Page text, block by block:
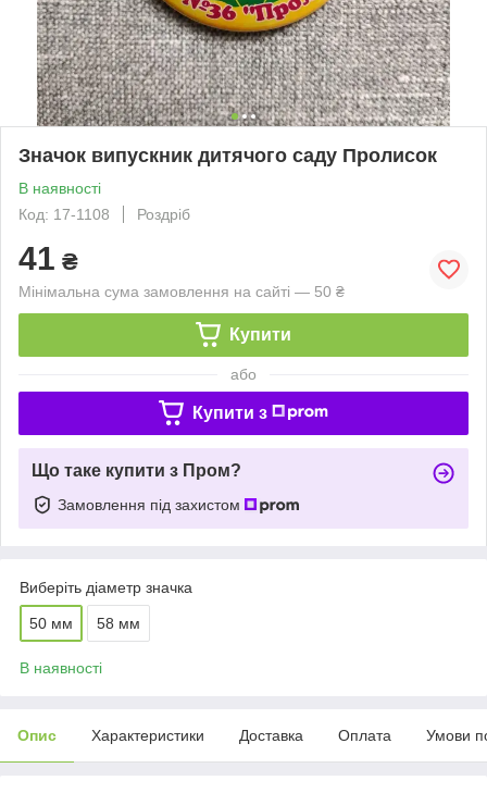
Значок випускник дитячого саду Пролисок
В наявності
Код: 17-1108
Роздріб
41 ₴
Мінімальна сума замовлення на сайті — 50 ₴
Купити
або
Купити з
Що таке купити з Пром?
Замовлення під захистом
Виберіть діаметр значка
50 мм 58 мм
В наявності
Опис Характеристики Доставка Оплата Умови